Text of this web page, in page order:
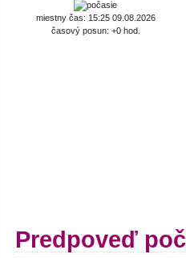
miestny čas: 15:25 09.08.2026
časový posun: +0 hod.
Predpoveď